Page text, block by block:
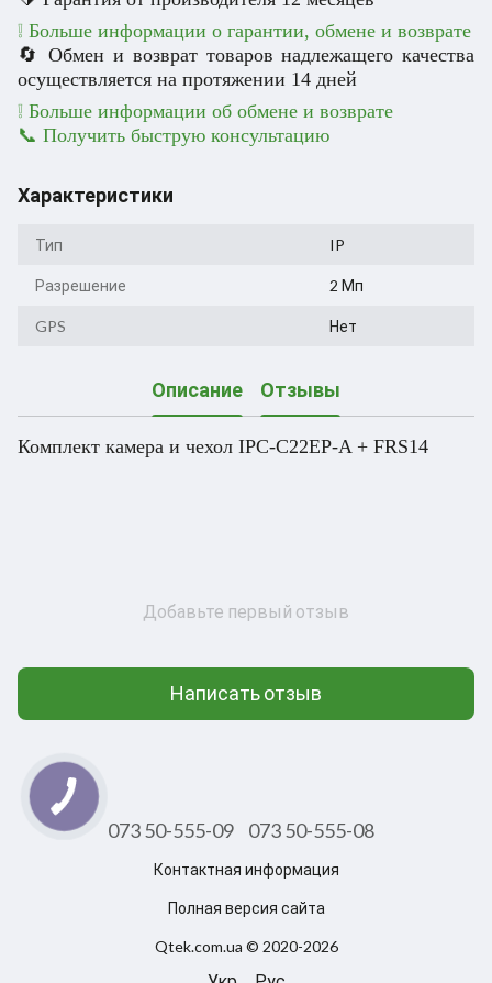
❕ Больше информации о гарантии, обмене и возврате
🔄 Обмен и возврат товаров надлежащего качества
осуществляется на протяжении 14 дней
❕ Больше информации об обмене и возврате
📞 Получить быструю консультацию
Характеристики
Тип IP
Разрешение 2 Мп
GPS Нет
Описание Отзывы
Комплект камера и чехол IPC-C22EP-A + FRS14
Добавьте первый отзыв
Написать отзыв
073 50-555-09 073 50-555-08
Контактная информация
Полная версия сайта
Qtek.com.ua © 2020-2026